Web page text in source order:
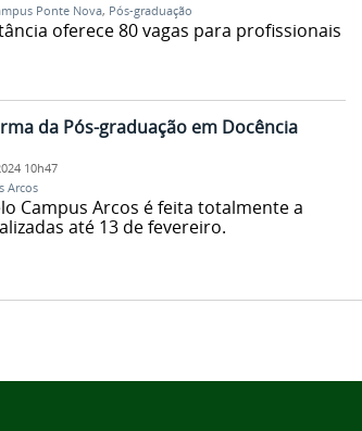
Ponte Nova, Pós-graduação
oferece 80 vagas para profissionais
da Pós-graduação em Docência
10h47
Arcos
Campus Arcos é feita totalmente a
até 13 de fevereiro.